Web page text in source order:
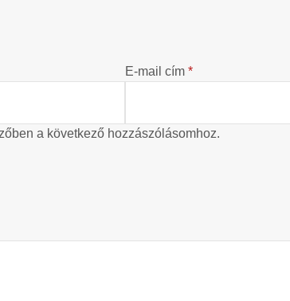
E-mail cím *
a következő hozzászólásomhoz.